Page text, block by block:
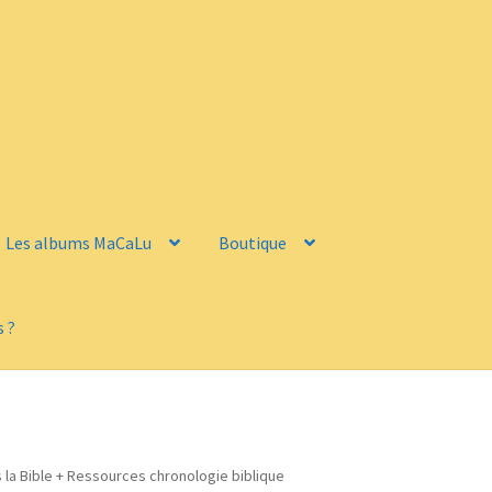
Les albums MaCaLu Boutique
?
la Bible + Ressources chronologie biblique